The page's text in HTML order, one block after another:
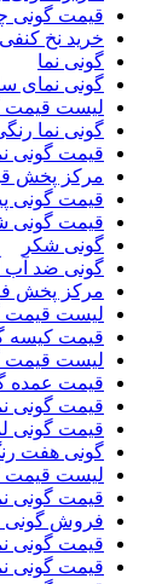
قیمت گونی
خرید نخ کنفی
گونی نما
گونی نمای
لیست قیمت
گونی نما
قیمت گونی
مرکز پخش
قیمت گونی
قیمت گونی
گونی شکر
گونی ضد آب
مرکز پخش
لیست قیمت
قیمت کیسه
لیست قیمت
قیمت عمده
قیمت گونی
قیمت گونی
گونی هفت
لیست قیمت
قیمت گونی
فروش گونی
قیمت گونی
قیمت گونی